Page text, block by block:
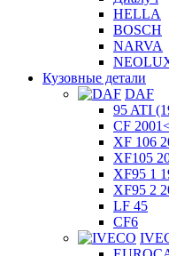
HELLA
BOSCH
NARVA
Кузовные детали
DAF
95 ATI
CF
XF 106
XF105
XF95 1
XF95 2
LF 45
CF6